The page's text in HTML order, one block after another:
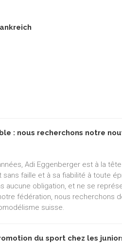
: nous recherchons notre
Adi Eggenberger est à la
faille et à sa fiabilité à toute
aucune obligation, et ne se
fédération, nous recherchons
suisse.
du sport chez les